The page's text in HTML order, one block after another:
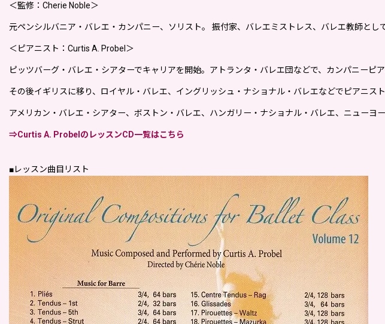
＜監修：Cherie Noble＞
元ペンシルバニア・バレエ・カンパニー、ソリスト。 振付家、バレエミストレス、バレエ教師とし
＜ピアニスト：Curtis A. Probel＞
ピッツバーグ・バレエ・シアターでキャリアを開始。アトランタ・バレエ団などで、カンパニーピア
その後イギリスに移り、ロイヤル・バレエ、イングリッシュ・ナショナル・バレエなどでピアニスト
アメリカン・バレエ・シアター、ボストン・バレエ、ハンガリー・ナショナル・バレエ、ニューヨ
⇒Curtis A. ProbelのレッスンCD一覧はこちら
■レッスン曲目リスト